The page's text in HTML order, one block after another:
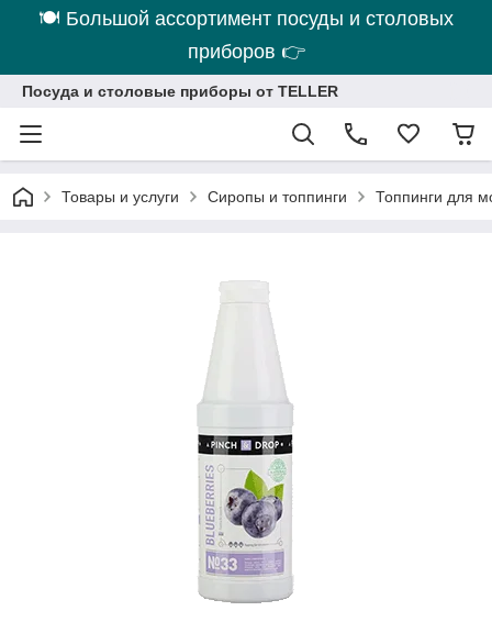
🍽 Большой ассортимент посуды и столовых
приборов 👉
Посуда и столовые приборы от TELLER
Товары и услуги Сиропы и топпинги Топпинги для